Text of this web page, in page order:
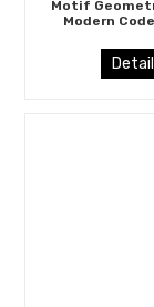
Motif
Modern
Detail